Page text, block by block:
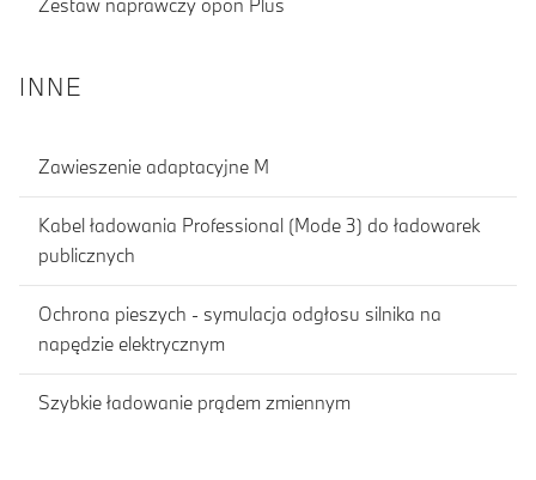
Zestaw naprawczy opon Plus
INNE
Zawieszenie adaptacyjne M
Kabel ładowania Professional (Mode 3) do ładowarek
publicznych
Ochrona pieszych - symulacja odgłosu silnika na
napędzie elektrycznym
Szybkie ładowanie prądem zmiennym